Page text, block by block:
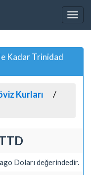
Kadar Trinidad
Kurları
Doları değerindedir.